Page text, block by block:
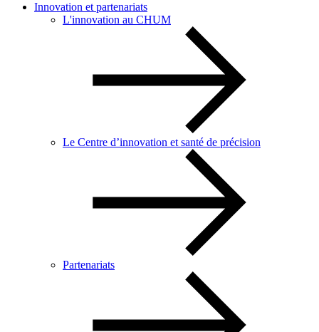
Innovation et partenariats
L'innovation au CHUM
Le Centre d’innovation et santé de précision
Partenariats